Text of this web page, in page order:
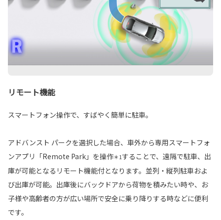
リモート機能
スマートフォン操作で、すばやく簡単に駐車。
アドバンスト パークを選択した場合、車外から専用スマートフォ
ンアプリ「Remote Park」を操作＊1することで、遠隔で駐車、出
庫が可能となるリモート機能付となります。並列・縦列駐車およ
び出庫が可能。出庫後にバックドアから荷物を積みたい時や、お
子様や高齢者の方が広い場所で安全に乗り降りする時などに便利
です。